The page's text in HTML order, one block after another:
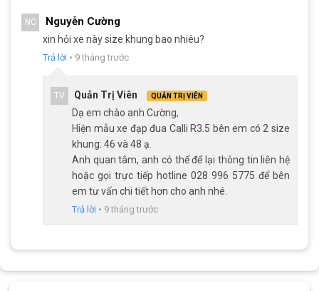
NC Nguyễn Cường
xin hỏi xe này size khung bao nhiêu?
Trả lời • 9 tháng trước
TV Quản Trị Viên QUẢN TRỊ VIÊN
Dạ em chào anh Cường,
Hiện mẫu xe đạp đua Calli R3.5 bên em có 2 size
khung: 46 và 48 ạ.
Anh quan tâm, anh có thể để lại thông tin liên hệ
hoặc gọi trực tiếp hotline 028 996 5775 để bên
em tư vấn chi tiết hơn cho anh nhé.
Trả lời • 9 tháng trước